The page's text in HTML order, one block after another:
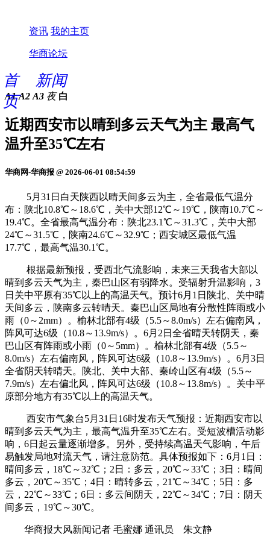
资讯 我的主页
华商论坛
首
页
新闻
A1 A2 A3 夜 白
近期西安市以晴到多云天气为主 最高气
温升至35℃左右
华商网-华商报 @ 2026-06-01 08:54:59
5月31日白天陕西以晴天间多云为主，全省最低气温分
布：陕北10.8℃～18.6℃，关中大部12℃～19℃，陕南10.7℃～
19.4℃。全省最高气温分布：陕北23.1℃～31.3℃，关中大部
24℃～31.5℃，陕南24.6℃～32.9℃；西安城区最低气温
17.7℃，最高气温30.1℃。
根据最新预报，受西北气流影响，未来三天我省大部以
晴到多云天气为主，秦巴山区有弱降水。受辐射升温影响，3
日关中平原有35℃以上的高温天气。预计6月1日陕北、关中晴
天间多云，陕南多云转晴天。秦巴山区局地有分散性阵雨或小
雨（0～2mm）。榆林北部有4级（5.5～8.0m/s）左右偏南风，
阵风可达6级（10.8～13.9m/s）。6月2日全省晴天转阴天，秦
巴山区有阵雨或小雨（0～5mm）。榆林北部有4级（5.5～
8.0m/s）左右偏南风，阵风可达6级（10.8～13.9m/s）。6月3日
全省阴天转晴天。陕北、关中大部、秦岭山区有4级（5.5～
7.9m/s）左右偏北风，阵风可达6级（10.8～13.8m/s）。关中平
原部分地方有35℃以上的高温天气。
西安市气象台5月31日16时发布天气预报：近期西安市以
晴到多云天气为主，最高气温升至35℃左右。受短波槽活动影
响，6日起云量逐渐增多。另外，受持续高温天气影响，午后
易触发局地对流天气，请注意防范。具体预报如下：6月1日：
晴间多云，18℃～32℃；2日：多云，20℃～33℃；3日：晴间
多云，20℃～35℃；4日：晴转多云，21℃～34℃；5日：多
云，22℃～33℃；6日：多云间阴天，22℃～34℃；7日：阴天
间多云，19℃～30℃。
华商报大风新闻记者 毛蜜娜 通讯员 朱文静